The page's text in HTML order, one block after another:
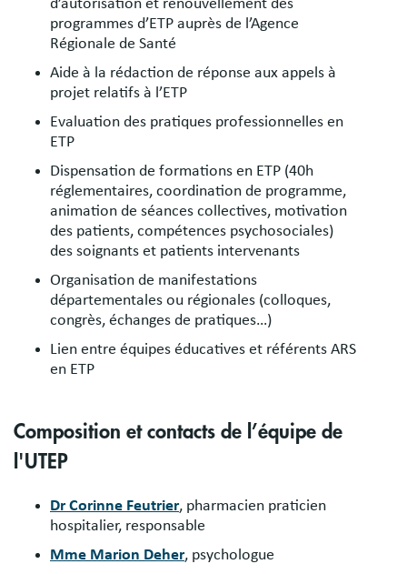
d’autorisation et renouvellement des
programmes d’ETP auprès de l’Agence
Régionale de Santé
Aide à la rédaction de réponse aux appels à
projet relatifs à l’ETP
Evaluation des pratiques professionnelles en
ETP
Dispensation de formations en ETP (40h
réglementaires, coordination de programme,
animation de séances collectives, motivation
des patients, compétences psychosociales)
des soignants et patients intervenants
Organisation de manifestations
départementales ou régionales (colloques,
congrès, échanges de pratiques…)
Lien entre équipes éducatives et référents ARS
en ETP
Composition et contacts de l’équipe de
l'UTEP
Dr Corinne Feutrier, pharmacien praticien
hospitalier, responsable
Mme Marion Deher, psychologue